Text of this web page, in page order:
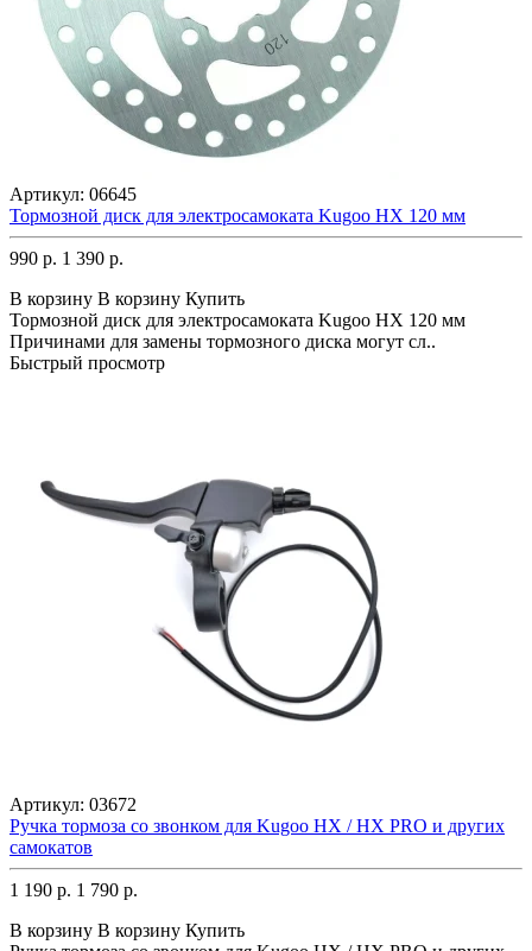
Артикул: 06645
Тормозной диск для электросамоката Kugoo HX 120 мм
990 р. 1 390 р.
В корзину В корзину Купить
Тормозной диск для электросамоката Kugoo HX 120 мм
Причинами для замены тормозного диска могут сл..
Быстрый просмотр
Артикул: 03672
Ручка тормоза со звонком для Kugoo HX / HX PRO и других
самокатов
1 190 р. 1 790 р.
В корзину В корзину Купить